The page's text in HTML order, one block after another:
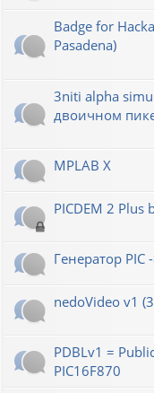
Badge for
Pasadena)
3niti alpha
двоичном
MPLAB X
PICDEM 2 Plus
Генератор РIС
nedoVideo v1
PDBLv1 =
PIC16F870